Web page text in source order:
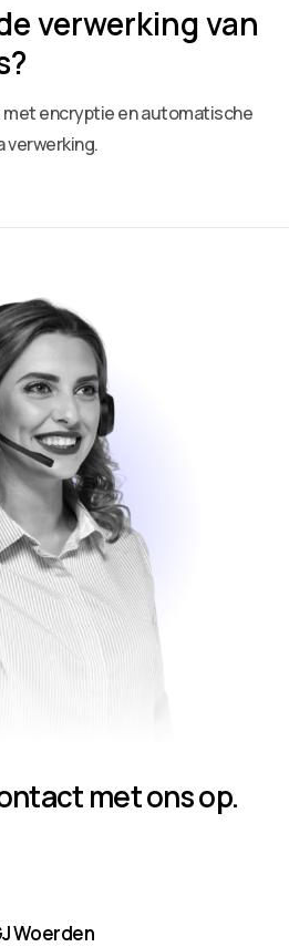
verwerking van
met encryptie en automatische
verwerking.
met ons op.
Woerden